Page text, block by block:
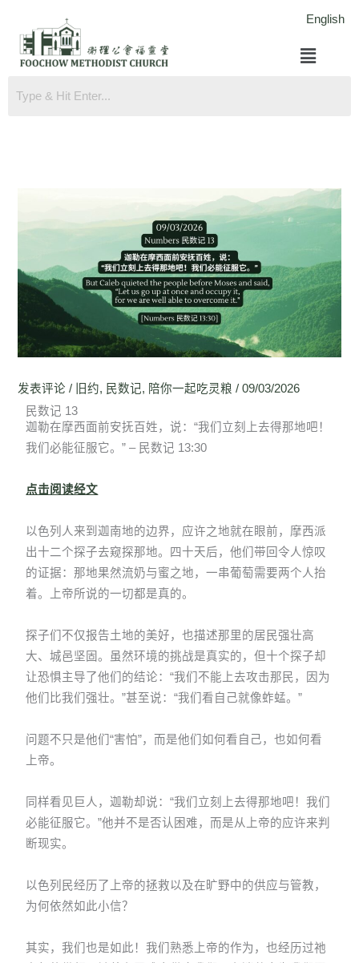
English
菜
单
发表评论 / 旧约, 民数记, 陪你一起吃灵粮 /09/03/2026
民数记 13
迦勒在摩西面前安抚百姓，说：“我们立刻上去得那地吧！
我们必能征服它。” – 民数记 13:30
点击阅读经文
以色列人来到迦南地的边界，应许之地就在眼前，摩西派
出十二个探子去窥探那地。四十天后，他们带回令人惊叹
的证据：那地果然流奶与蜜之地，一串葡萄需要两个人抬
着。上帝所说的一切都是真的。
探子们不仅报告土地的美好，也描述那里的居民强壮高
大、城邑坚固。虽然环境的挑战是真实的，但十个探子却
让恐惧主导了他们的结论：“我们不能上去攻击那民，因为
他们比我们强壮。”甚至说：“我们看自己就像蚱蜢。”
问题不只是他们“害怕”，而是他们如何看自己，也如何看
上帝。
同样看见巨人，迦勒却说：“我们立刻上去得那地吧！我们
必能征服它。”他并不是否认困难，而是从上帝的应许来判
断现实。
以色列民经历了上帝的拯救以及在旷野中的供应与管教，
为何依然如此小信？
其实，我们也是如此！我们熟悉上帝的作为，也经历过祂